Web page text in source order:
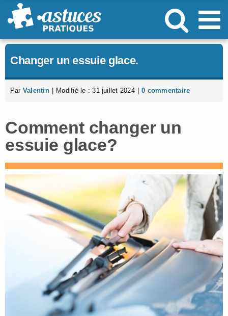
Passer
au
Changer un essuie glace.
Par Valentin Modifié le : 31 juillet 2024 0 commentaire
Comment changer un
essuie glace?